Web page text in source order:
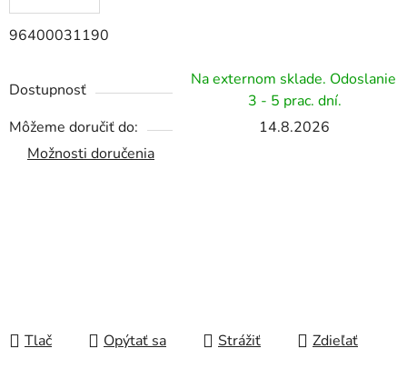
96400031190
Dostupnosť
Na externom sklade. Odoslanie
3 - 5 prac. dní.
Môžeme doručiť do:
14.8.2026
Možnosti doručenia
Tlač Opýtať sa Strážiť Zdieľať